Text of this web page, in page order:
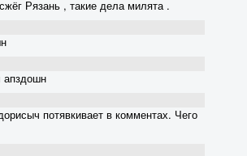
Рязань , такие дела милята .
апздошн
потявкивает в комментах. Чего